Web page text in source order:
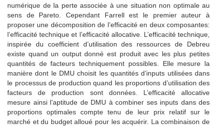
numérique de la perte associée à une situation non optimale au
sens de Pareto. Cependant Farrell est le premier auteur à
proposer une décomposition de l’efficacité en deux composantes:
l’efficacité technique et l’efficacité allocative. L’efficacité technique,
inspirée du coefficient d’utilisation des ressources de Debreu
existe quand un output donné est produit avec les plus petites
quantités de facteurs techniquement possibles. Elle mesure la
manière dont le DMU choisit les quantités d’inputs utilisées dans
le processus de production quand les proportions d’utilisation des
facteurs de production sont données. L’efficacité allocative
mesure ainsi l’aptitude de DMU à combiner ses inputs dans des
proportions optimales compte tenu de leur prix relatif sur le
marché et du budget alloué pour les acquérir. La combinaison de